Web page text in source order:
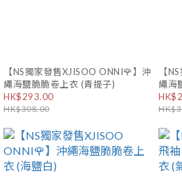
【NS獨家發售XJISOO ONNI🌹】沖
繩海鹽脆脆卷上衣 (青提子)
HK$293.00
HK$308.00
【
繩海